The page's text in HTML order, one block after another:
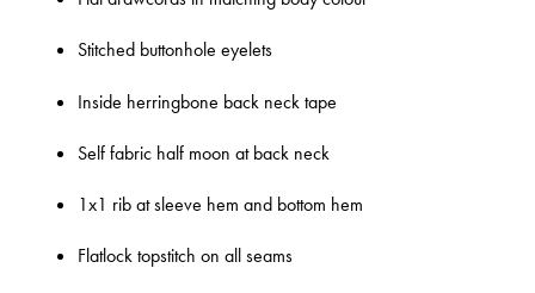
Stitched buttonhole eyelets
Inside herringbone back neck tape
Self fabric half moon at back neck
1x1 rib at sleeve hem and bottom hem
Flatlock topstitch on all seams